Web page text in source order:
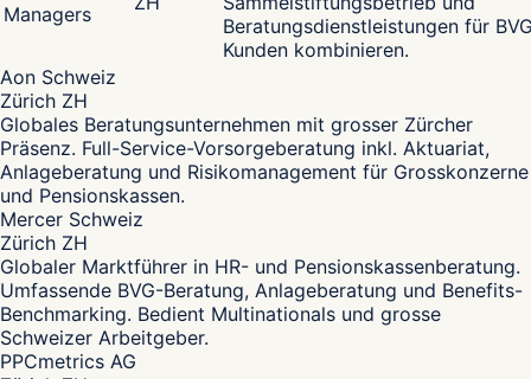
Managers
Beratungsdienstleistungen für
Kunden kombinieren.
Aon Schweiz
Zürich ZH
Globales Beratungsunternehmen mit grosser Zürcher
Präsenz. Full-Service-Vorsorgeberatung inkl. Aktuariat,
Anlageberatung und Risikomanagement für Grosskonzerne
und Pensionskassen.
Mercer Schweiz
Zürich ZH
Globaler Marktführer in HR- und Pensionskassenberatung.
Umfassende BVG-Beratung, Anlageberatung und Benefits-
Benchmarking. Bedient Multinationals und grosse
Schweizer Arbeitgeber.
PPCmetrics AG